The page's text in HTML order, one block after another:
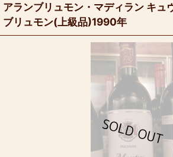
アランブリュモン・マディラン キュ
ブリュモン(上級品)1990年